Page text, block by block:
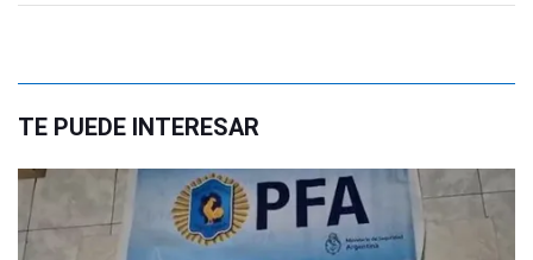
TE PUEDE INTERESAR